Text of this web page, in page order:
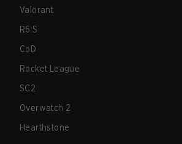
Valorant
R6:S
CoD
Rocket League
SC2
Overwatch 2
Hearthstone